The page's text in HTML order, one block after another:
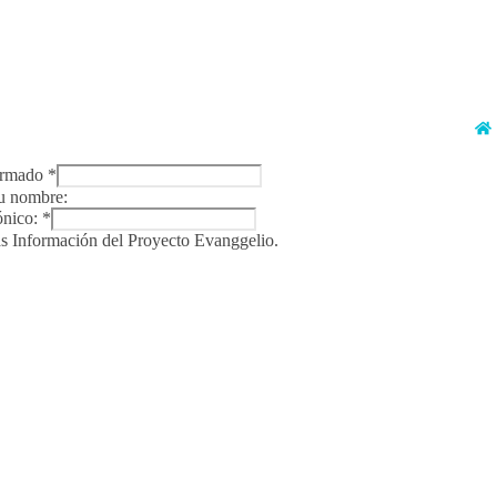
*
nombre:
*
Información del Proyecto Evanggelio.